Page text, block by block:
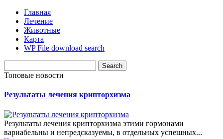
Главная
Лечение
Животные
Карта
WP File download search
Топовые новости
Результаты лечения крипторхизма
Результаты лечения крипторхизма этими гормонами
вариабельны и непредсказуемы, в отдельных успешных...